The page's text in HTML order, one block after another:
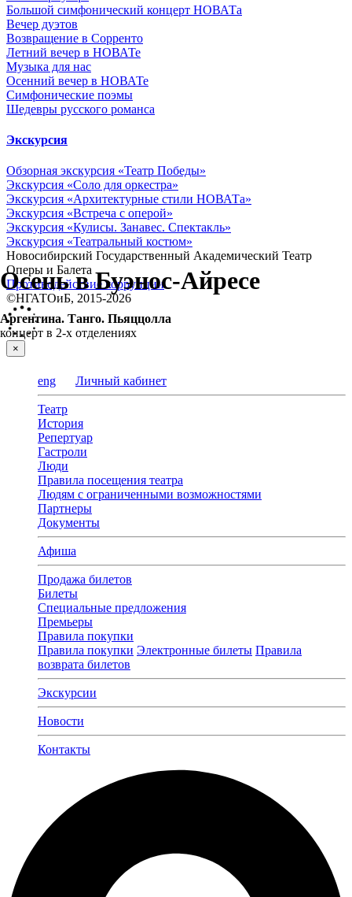
Большой симфонический концерт НОВАТа
Вечер дуэтов
Возвращение в Сорренто
Летний вечер в НОВАТе
Музыка для нас
Осенний вечер в НОВАТе
Симфонические поэмы
Шедевры русского романса
Экскурсия
Обзорная экскурсия «Театр Победы»
Экскурсия «Cоло для оркестра»
Экскурсия «Архитектурные стили НОВАТа»
Экскурсия «Встреча с оперой»
Экскурсия «Кулисы. Занавес. Спектакль»
Экскурсия «Театральный костюм»
Осень в Буэнос-Айресе
Аргентина. Танго. Пьяццолла
концерт в 2-х отделениях
Новосибирский Государственный Академический Театр
Оперы и Балета
Противодействие коррупции
©НГАТОиБ, 2015-2026
×
eng Личный кабинет
Театр
История
Репертуар
Гастроли
Люди
Правила посещения театра
Людям с ограниченными возможностями
Партнеры
Документы
Афиша
Продажа билетов
Билеты
Специальные предложения
Премьеры
Правила покупки
Правила покупки Электронные билеты Правила
возврата билетов
Экскурсии
Новости
Контакты